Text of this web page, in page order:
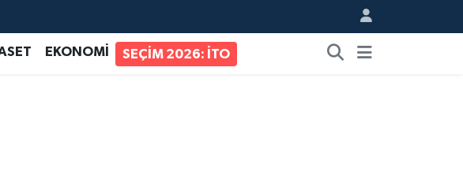
EKONOMİ SEÇİM 2026: İTO